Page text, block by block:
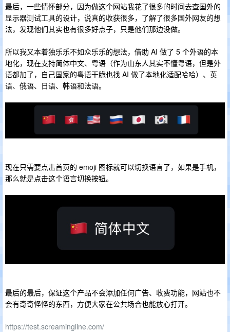
最后，一些情怀部分，因为做这个网站我花了很多的时间去查国外的
显示器测试工具的设计，说真的收获很多，了解了很多国外网友的想
法，发现他们其实也有很多好点子，只是他们那边没做。
所以我又本着独乐乐不如众乐乐的想法，借助 AI 做了 5 个外语的本
地化，现在支持简体中文、粤语（作为山东人其实不懂粤语，但是外
语都加了，自己国家的粤语干脆也找 AI 做了本地化适配哈哈）、英
语、俄语、日语、韩语和法语。
现在只需要点击首页的 emoji 图标就可以切换语言了，如果是手机，
那么就是点击这个语言切换按钮。
最后的最后，保证这个产品不会添加任何广告、收费功能，网站也不
会有奇奇怪怪的东西，方便大家在公共场合也能放心打开。
https://test.screamingline.com/